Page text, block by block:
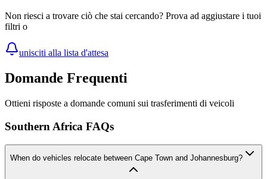
Non riesci a trovare ciò che stai cercando? Prova ad aggiustare i tuoi
filtri o
unisciti alla lista d'attesa
Domande Frequenti
Ottieni risposte a domande comuni sui trasferimenti di veicoli
Southern Africa FAQs
When do vehicles relocate between Cape Town and Johannesburg?